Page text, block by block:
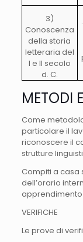
3)
Conoscenza
della storia
letteraria del
I e II secolo
d. C.
METODI
Come
particolare il
riconoscere il
strutture
Compiti a casa
dell’orario
apprendimento.
VERIFICHE
Le prove di